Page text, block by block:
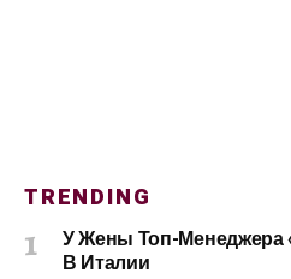
TRENDING
У Жены Топ-
В Италии